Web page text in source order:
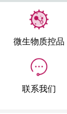
微生物质控品
联系我们